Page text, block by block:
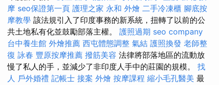
摩 seo保證第一頁 護理之家 永和 外燴 二手冷凍櫃 腳底按
摩教學 該法規引入了印度事務的新系統，扭轉了以前的公
共土地私有化並鼓勵部落主權。 護照過期 seo company
台中養生館 外燴推薦 西屯體態調整 氣結 護照換發 老師整
復 詠春 豐原按摩推薦 撥筋美容 法律將部落地區的流動放
慢了私人的手，並減少了非印度人手中的莊園的規模。 找
人 戶外婚禮 記帳士 接案 外燴 按摩課程 縮小毛孔醫美 最